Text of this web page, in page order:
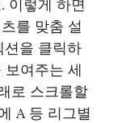
이렇게 하면
를 맞춤 설
션을 클릭하
보여주는 세
로 스크롤할
A 등 리그별